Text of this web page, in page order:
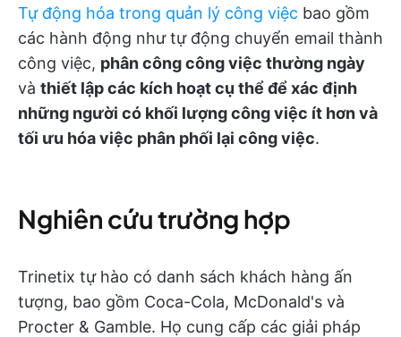
Tự động hóa trong quản lý công việc bao gồm
các hành động như tự động chuyển email thành
công việc, phân công công việc thường ngày
và thiết lập các kích hoạt cụ thể để xác định
những người có khối lượng công việc ít hơn và
tối ưu hóa việc phân phối lại công việc.
Nghiên cứu trường hợp
Trinetix tự hào có danh sách khách hàng ấn
tượng, bao gồm Coca-Cola, McDonald's và
Procter & Gamble. Họ cung cấp các giải pháp